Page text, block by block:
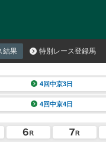
結果 特別レース登録馬
4回中京3日
4回中京4日